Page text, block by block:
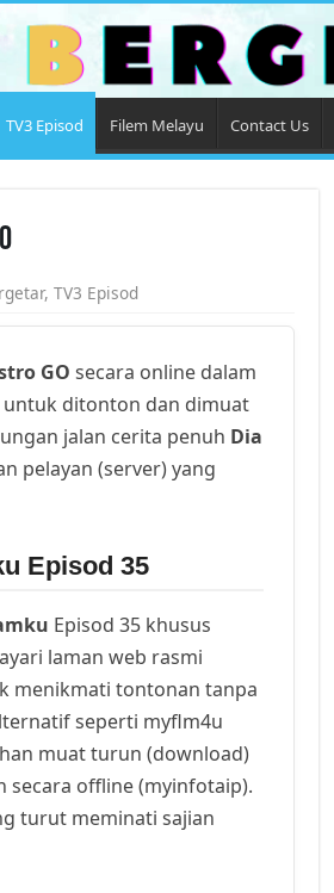
TV3 Episod Filem Melayu Contact Us
, TV3 Episod
GO secara online dalam
untuk ditonton dan dimuat
jalan cerita penuh Dia
pelayan (server) yang
Episod 35
Episod 35 khusus
laman web rasmi
menikmati tontonan tanpa
seperti myflm4u
muat turun (download)
secara offline (myinfotaip).
turut meminati sajian